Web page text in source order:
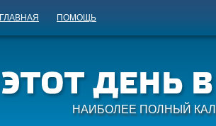
ГЛАВНАЯ ПОМОЩЬ
НАИБОЛЕЕ ПОЛНЫЙ